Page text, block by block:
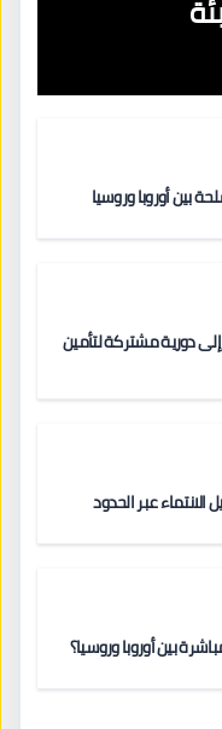
بين أوروبا وروسيا
دورية مشتركة لتأمين
عبر الحدود
بين أوروبا وروسيا؟